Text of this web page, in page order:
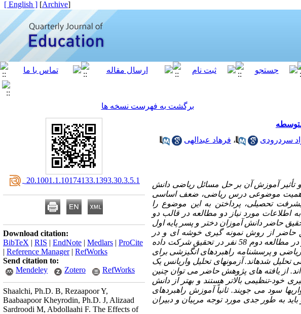
[
Archive
]
[ English ]
برگشت به فهرست نسخه ها
سردرودی ، فرهاد عبدالهی
تأثیر آموزش آن بر حل مسائل ریاضی دانش
موضوعی درس ریاضی، ضعف اساسی
تحصیلی، پرداختن به این موضوع را
مورد نیاز دو مطالعه در قالب دو
حاضر دانش آموزان دختر و پسر پایه اول
حاضر از روش نمونه گیری خوشه ای و در
مطالعه دوم از روش هدفمند استفاده شده است. در مطالعه اول 271 نفر و در مطالعه دوم 58 نفر در تحقیق شرکت داده
و پرسشنامه راهبردهای انگیزشی برای
شده­اند. آزمونهای تحلیل واریانس یک
د. از یافته های پژوهش حاضر می توان چنین
خود-تنظیمی بالاتر هستند و بهتر از دانش
سود می جویند. ثانیاً آموزش راهبردهای
به طور جدی مورد توجه مربیان و دبیران
‎ 20.1001.1.10174133.1393.30.3.5.1
Download citation:
BibTeX | RIS | EndNote | Medlars | ProCite
| Reference Manager| RefWorks
Send citation to:
Mendeley
Zotero RefWorks
Shaalchi, Ph.D. B, Rezaapoor Y,
Baabaapoor Kheyrodin, Ph.D. J, Alizaad
Sardroodi M, Abdollaahi F. The Effects of